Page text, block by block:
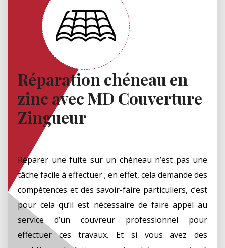
Réparation chéneau en
zinc avec MD Couverture
Zingueur
Réparer une fuite sur un chéneau n’est pas une
tâche facile à effectuer ; en effet, cela demande des
compétences et des savoir-faire particuliers, c’est
pour cela qu’il est nécessaire de faire appel au
service d’un couvreur professionnel pour
effectuer ces travaux. Et si vous avez des